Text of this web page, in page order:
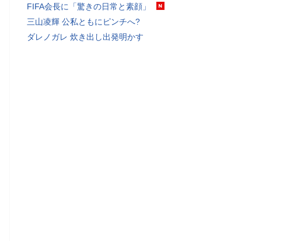
FIFA会長に「驚きの日常と素顔」
三山凌輝 公私ともにピンチへ?
ダレノガレ 炊き出し出発明かす